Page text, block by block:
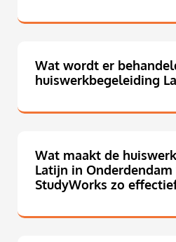
Wat wordt er
huiswerkbegeleiding
Wat maakt de
Latijn in Onderdendam
StudyWorks zo